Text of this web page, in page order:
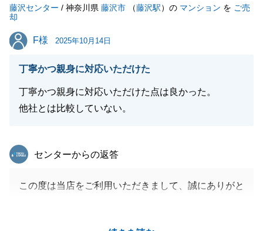
藤沢センター / 神奈川県 藤沢市 （藤沢駅）の マンション を ご売
却
F様
F様 2025年10月14日
丁寧かつ親身に対応いただけた
丁寧かつ親身に対応いただけた点は良かった。
他社とは比較していない。
東急リバブル
センターからの返答
この度は当店をご利用いただきまして、誠にありがと